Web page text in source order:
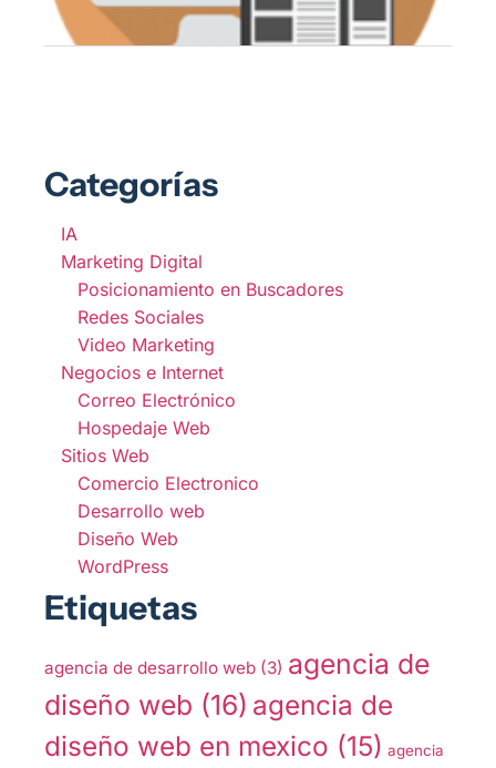
Categorías
IA
Marketing Digital
Posicionamiento en Buscadores
Redes Sociales
Video Marketing
Negocios e Internet
Correo Electrónico
Hospedaje Web
Sitios Web
Comercio Electronico
Desarrollo web
Diseño Web
WordPress
Etiquetas
agencia de desarrollo web (3) agencia de
diseño web (16) agencia de
diseño web en mexico (15) agencia